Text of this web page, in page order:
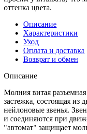
оттенка цвета.
Описание
Характеристики
Уход
Оплата и доставка
Возврат и обмен
Описание
Молния витая
застежка, состоящая из
нейлоновые звенья.
и соединяются при
"автомат" защищает